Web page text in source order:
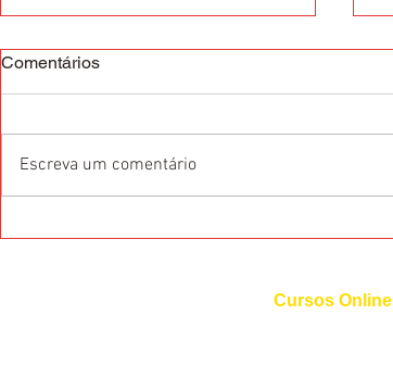
Comentários
Escreva um comentário
Cursos Online